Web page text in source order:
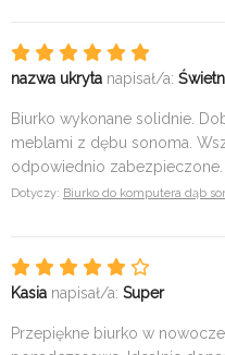
nazwa ukryta napisał/a:
Biurko wykonane solidnie.
meblami z dębu sonoma.
odpowiednio zabezpieczone.
Dotyczy: Biurko do komputera dąb
Kasia napisał/a: Super
Przepiękne biurko w